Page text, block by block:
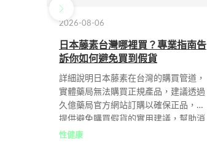
2026-08-06
日本藤素台灣哪裡買？專業指南告
訴你如何避免買到假貨
詳細說明日本藤素在台灣的購買管道，
實體藥局無法購買正規產品，建議透過
久億藥局官方網站訂購以確保正品，並
提供避免購買假貨的實用建議，幫助消
費者安全購買正貨。
性健康